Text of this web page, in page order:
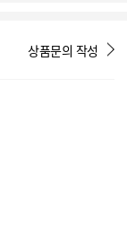
상품문의 작성